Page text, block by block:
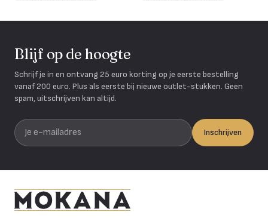
Blijf op de hoogte
Schrijf je in en ontvang 25 euro korting op je eerste bestelling
vanaf 200 euro. Plus als eerste bij nieuwe outlet-stukken. Geen
spam, uitschrijven kan altijd.
Je e-mailadres
Inschrijven